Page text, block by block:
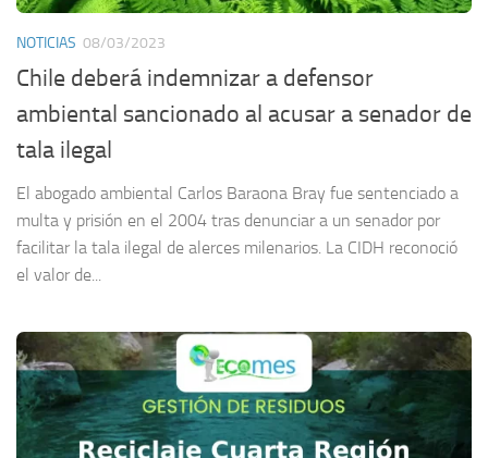
NOTICIAS 08/03/2023
Chile deberá indemnizar a defensor
ambiental sancionado al acusar a senador de
tala ilegal
El abogado ambiental Carlos Baraona Bray fue sentenciado a
multa y prisión en el 2004 tras denunciar a un senador por
facilitar la tala ilegal de alerces milenarios. La CIDH reconoció
el valor de...